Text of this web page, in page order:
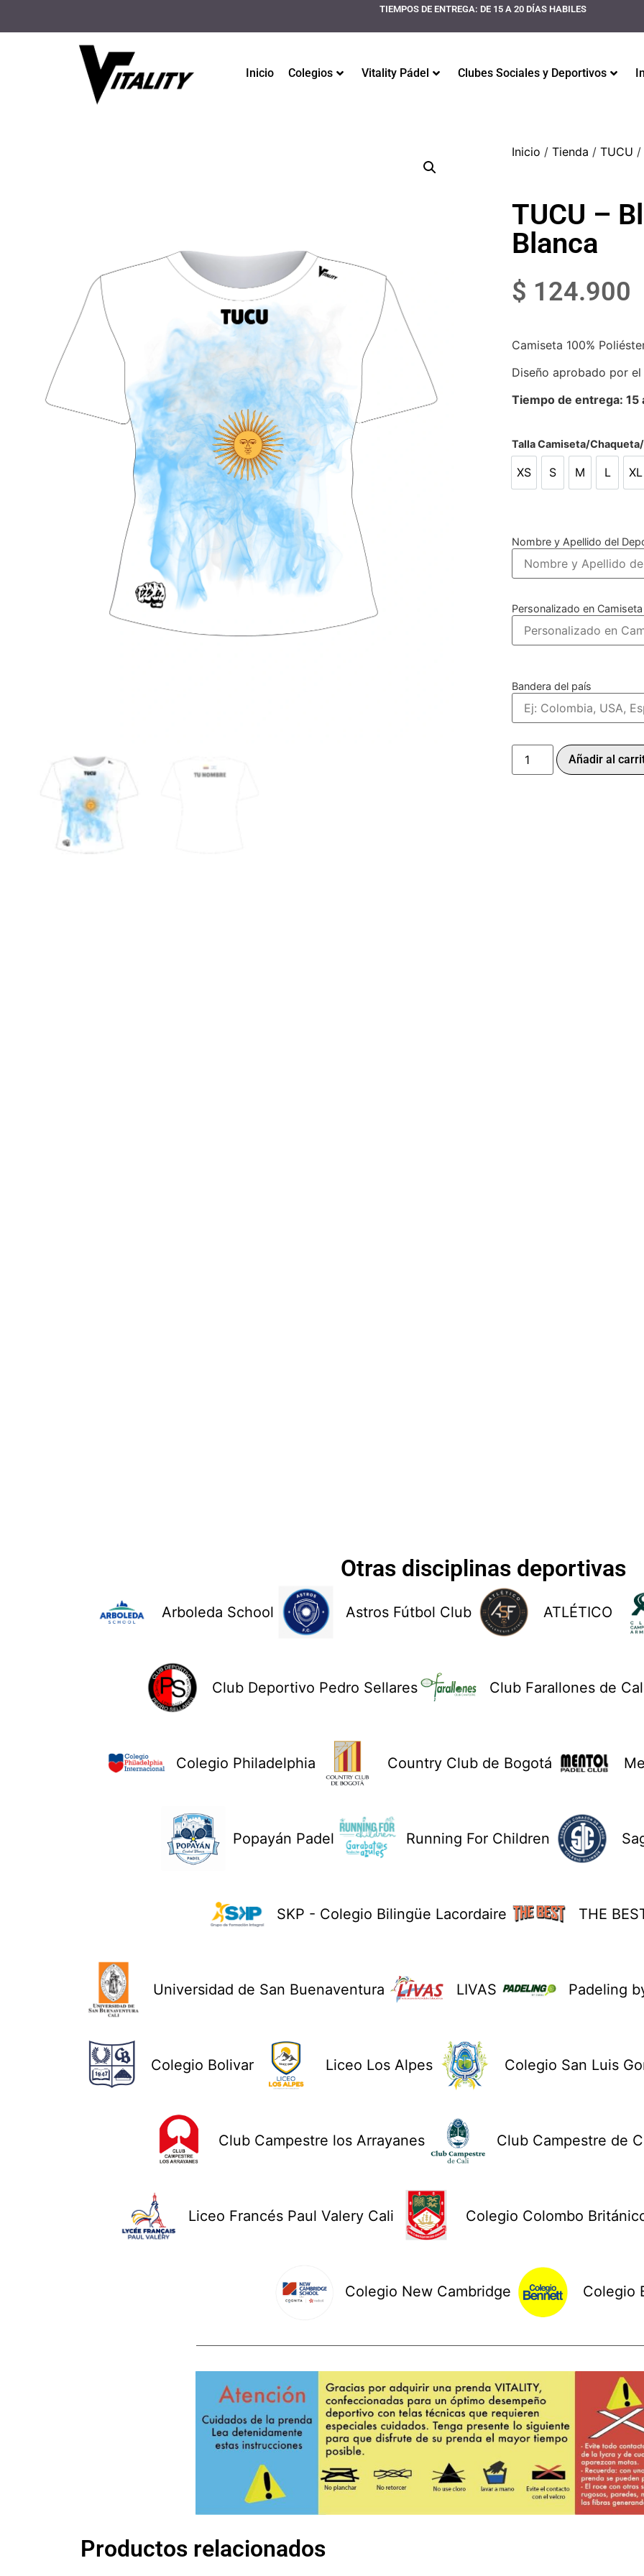
TIEMPOS DE ENTREGA: DE 15 A 20 DÍAS HABILES
Inicio Colegios Vitality Pádel Clubes Sociales y Deportivos
Inicio / Tienda / TUCU /
TUCU –
Blanca
$ 124.900
Camiseta 100%
Diseño aprobado por
Tiempo de entrega: 15
Talla Camiseta/
XS
XS
S
S
M L XL
Nombre y Apellido del
Personalizado en Camiseta
Bandera del país
Añadir al
Otras disciplinas deportivas
Arboleda School Astros Fútbol Club ATLÉTICO
Club Deportivo Pedro Sellares Club Farallones de
Colegio Philadelphia Country Club de Bogotá
Popayán Padel Running For Children
SKP - Colegio Bilingüe Lacordaire THE
Universidad de San Buenaventura LIVAS Padeling
Colegio Bolivar Liceo Los Alpes Colegio San Luis
Club Campestre los Arrayanes Club Campestre de
Liceo Francés Paul Valery Cali Colegio Colombo
Colegio New Cambridge Colegio
Productos relacionados